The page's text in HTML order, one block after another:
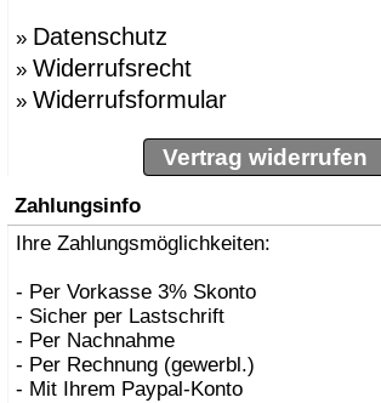
» Datenschutz
» Widerrufsrecht
» Widerrufsformular
Vertrag widerrufen
Zahlungsinfo
Ihre Zahlungsmöglichkeiten:
- Per Vorkasse 3% Skonto
- Sicher per Lastschrift
- Per Nachnahme
- Per Rechnung (gewerbl.)
- Mit Ihrem Paypal-Konto